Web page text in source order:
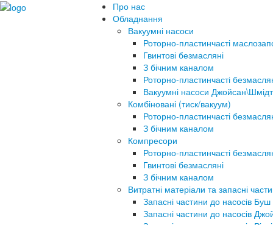
Про нас
Обладнання
Вакуумні насоси
Роторно-пластинчасті
Гвинтові безмасляні
З бічним каналом
Роторно-пластинчасті
Вакуумні насоси Джойсан\Шмідт
Комбіновані (тиск/вакуум)
Роторно-пластинчасті
З бічним каналом
Компресори
Роторно-пластинчасті
Гвинтові безмасляні
З бічним каналом
Витратні матеріали та запасні
Запасні частини до насосів Буш
Запасні частини до насосів